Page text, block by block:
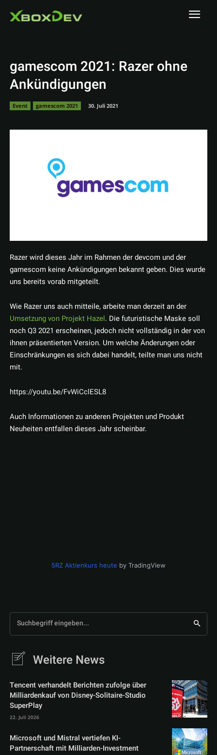
gamescom 2021: Razer ohne
Ankündigungen
Event gamescom 2021 30. Juli 2021
Razer wird dieses Jahr im Rahmen der devcom und der
gamescom keine Ankündigungen bekannt geben. Dies wurde
uns bereits vorab mitgeteilt.
Wie Razer uns auch mitteile, arbeite man derzeit an der
Umsetzung von Projekt Hazel. Die futuristische Maske soll
noch Q3 2021 erscheinen, jedoch nicht vollständig in der von
ihnen präsentierten Version. Um welche Änderungen oder
Einschränkungen es sich dabei handelt, teilte man uns nicht
mit.
https://youtu.be/FvWiCclESL8
Auch Informationen zu anderen Projekten und Produkt
Neuheiten entfallen dieses Jahr scheinbar.
5RZ Aktienkurs heute by TradingView
Suchbegriff eingeben...
Weitere News
Tencent verhandelt Berichten zufolge über
Milliardenkauf von Disney-Solitaire-Studio
SuperPlay
22. Juli 2026
Microsoft und Mistral vertiefen KI-
Partnerschaft mit Milliarden-Investment